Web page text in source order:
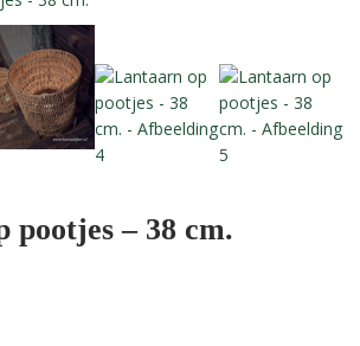
pootjes – 38 cm.